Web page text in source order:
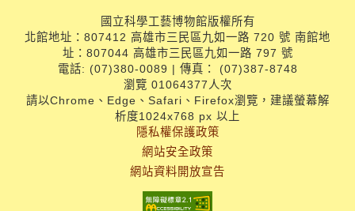
國立科學工藝博物館版權所有
北館地址：807412 高雄市三民區九如一路 720 號 南館地
址：807044 高雄市三民區九如一路 797 號
電話: (07)380-0089 | 傳真： (07)387-8748
瀏覽 01064377人次
請以Chrome、Edge、Safari、Firefox瀏覽，建議螢幕解
析度1024x768 px 以上
隱私權保護政策
網站安全政策
網站資料開放宣告